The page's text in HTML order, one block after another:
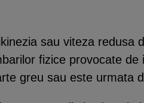
sau viteza
fizice provocate
greu sau este urmata